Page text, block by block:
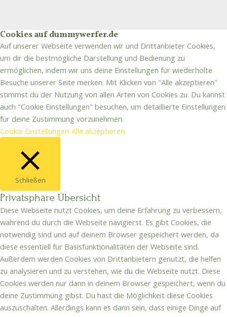
Cookies auf dummywerfer.de
Auf unserer Webseite verwenden wir und Drittanbieter Cookies,
um dir die bestmögliche Darstellung und Bedienung zu
ermöglichen, indem wir uns deine Einstellungen für wiederholte
Besuche unserer Seite merken. Mit Klicken von "Alle akzeptieren"
stimmst du der Nutzung von allen Arten von Cookies zu. Du kannst
auch "Cookie Einstellungen" besuchen, um detaillierte Einstellungen
für deine Zustimmung vorzunehmen.
Cookie Einstellungen Alle akzeptieren
Schließen
Privatsphäre Übersicht
Diese Webseite nutzt Cookies, um deine Erfahrung zu verbessern,
während du durch die Webseite navigierst. Es gibt Cookies, die
notwendig sind und auf deinem Browser gespeichert werden, da
diese essentiell für Basisfunktionalitäten der Webseite sind.
Außerdem werden Cookies von Drittanbietern genutzt, die helfen
zu analysieren und zu verstehen, wie du die Webseite nutzt. Diese
Cookies werden nur dann in deinem Browser gespeichert, wenn du
deine Zustimmung gibst. Du hast die Möglichkeit diese Cookies
auszuschalten. Allerdings kann es dann sein, dass einige Dinge auf